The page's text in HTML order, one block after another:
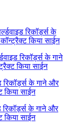
रिकॉर्ड्स के
किया साईन
रिकॉर्ड्स के गाने
किया साईन
रिकॉर्ड्स के गाने और
किया साईन
रिकॉर्ड्स के गाने और
किया साईन